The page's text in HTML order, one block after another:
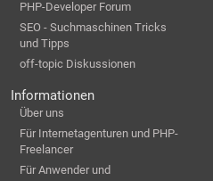
PHP-Developer Forum
SEO - Suchmaschinen Tricks
und Tipps
off-topic Diskussionen
Informationen
Über uns
Für Internetagenturen und PHP-
Freelancer
Für Anwender und